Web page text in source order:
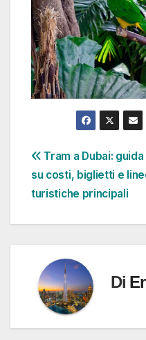
Navigazione
articoli
Tram a Dubai: guida
su costi, biglietti e
turistiche principali
Di